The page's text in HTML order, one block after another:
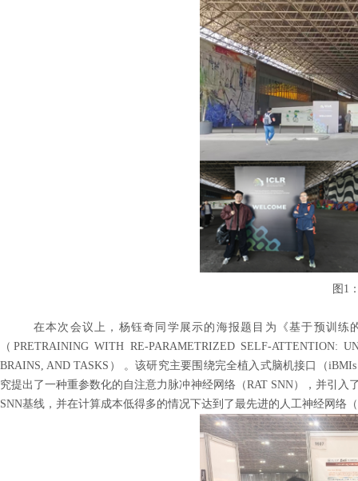
图 1
在本次会议上，杨钰奇同学展示的海报题目为《基于预训练
（PRETRAINING WITH RE-PARAMETRIZED SELF-ATTENTION:
BRAINS, AND TASKS ） 。该研究主要围绕完全植入式脑机接口（iBMIs
究提出了一种重参数化的自注意力脉冲神经网络（RAT SNN），并引入
SNN基线，并在计算成本低得多的情况下达到了最先进的人工神经网络（